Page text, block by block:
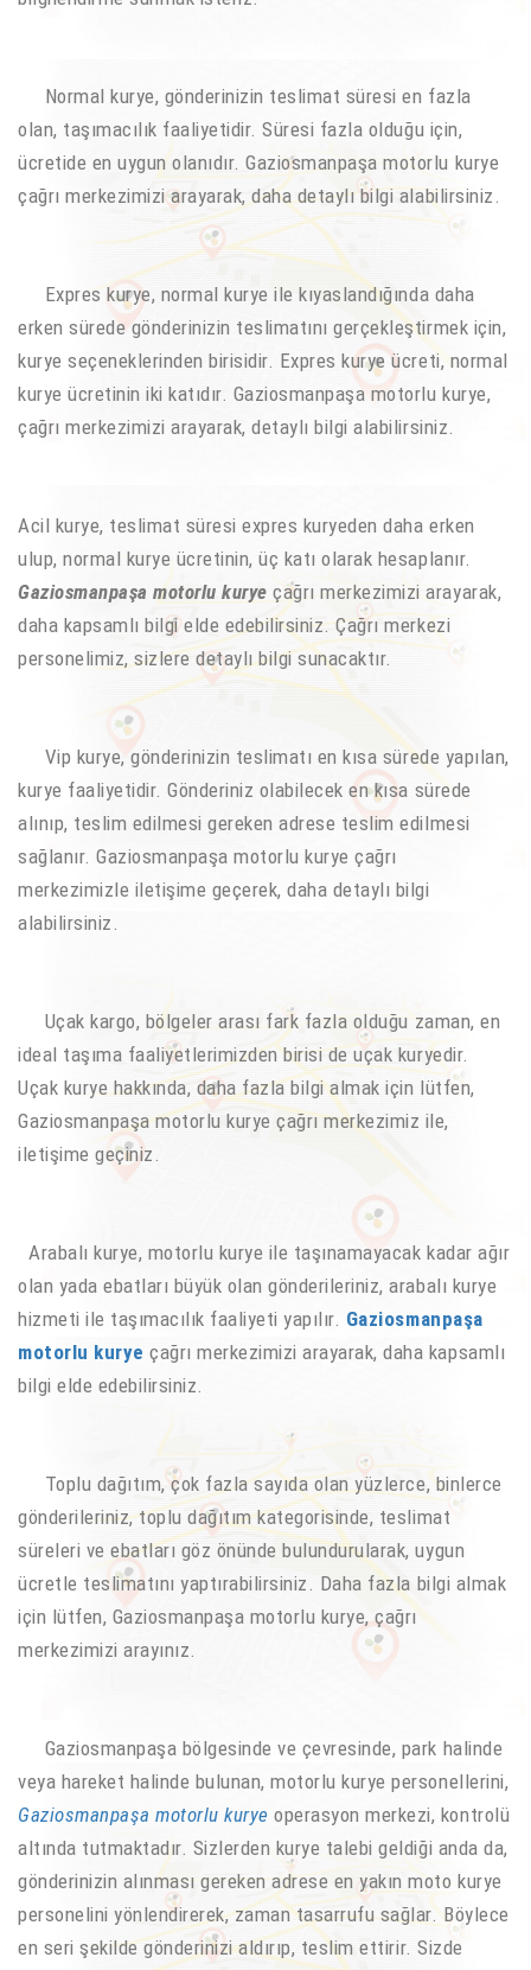
Normal kurye, gönderinizin teslimat süresi en fazla
olan, taşımacılık faaliyetidir. Süresi fazla olduğu için,
ücretide en uygun olanıdır. Gaziosmanpaşa motorlu kurye
çağrı merkezimizi arayarak, daha detaylı bilgi alabilirsiniz.
Expres kurye, normal kurye ile kıyaslandığında daha
erken sürede gönderinizin teslimatını gerçekleştirmek için,
kurye seçeneklerinden birisidir. Expres kurye ücreti, normal
kurye ücretinin iki katıdır. Gaziosmanpaşa motorlu kurye,
çağrı merkezimizi arayarak, detaylı bilgi alabilirsiniz.
Acil kurye, teslimat süresi expres kuryeden daha erken
ulup, normal kurye ücretinin, üç katı olarak hesaplanır.
Gaziosmanpaşa motorlu kurye çağrı merkezimizi arayarak,
daha kapsamlı bilgi elde edebilirsiniz. Çağrı merkezi
personelimiz, sizlere detaylı bilgi sunacaktır.
Vip kurye, gönderinizin teslimatı en kısa sürede yapılan,
kurye faaliyetidir. Gönderiniz olabilecek en kısa sürede
alınıp, teslim edilmesi gereken adrese teslim edilmesi
sağlanır. Gaziosmanpaşa motorlu kurye çağrı
merkezimizle iletişime geçerek, daha detaylı bilgi
alabilirsiniz.
Uçak kargo, bölgeler arası fark fazla olduğu zaman, en
ideal taşıma faaliyetlerimizden birisi de uçak kuryedir.
Uçak kurye hakkında, daha fazla bilgi almak için lütfen,
Gaziosmanpaşa motorlu kurye çağrı merkezimiz ile,
iletişime geçiniz.
Arabalı kurye, motorlu kurye ile taşınamayacak kadar ağır
olan yada ebatları büyük olan gönderileriniz, arabalı kurye
hizmeti ile taşımacılık faaliyeti yapılır. Gaziosmanpaşa
motorlu kurye çağrı merkezimizi arayarak, daha kapsamlı
bilgi elde edebilirsiniz.
Toplu dağıtım, çok fazla sayıda olan yüzlerce, binlerce
gönderileriniz, toplu dağıtım kategorisinde, teslimat
süreleri ve ebatları göz önünde bulundurularak, uygun
ücretle teslimatını yaptırabilirsiniz. Daha fazla bilgi almak
için lütfen, Gaziosmanpaşa motorlu kurye, çağrı
merkezimizi arayınız.
Gaziosmanpaşa bölgesinde ve çevresinde, park halinde
veya hareket halinde bulunan, motorlu kurye personellerini,
Gaziosmanpaşa motorlu kurye operasyon merkezi, kontrolü
altında tutmaktadır. Sizlerden kurye talebi geldiği anda da,
gönderinizin alınması gereken adrese en yakın moto kurye
personelini yönlendirerek, zaman tasarrufu sağlar. Böylece
en seri şekilde gönderinizi aldırıp, teslim ettirir. Sizde